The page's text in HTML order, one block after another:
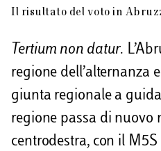
i
d
i
Il risultato del voto in
Tertium non datur.
regione dell’alternanza
giunta regionale a
regione passa di nuovo
centrodestra, con il